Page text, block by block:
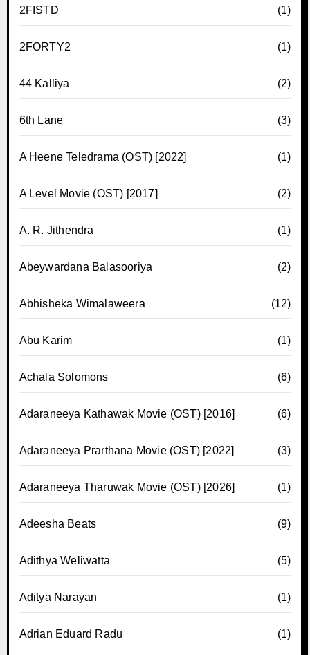
2FISTD (1)
2FORTY2 (1)
44 Kalliya (2)
6th Lane (3)
A Heene Teledrama (OST) [2022] (1)
A Level Movie (OST) [2017] (2)
A. R. Jithendra (1)
Abeywardana Balasooriya (2)
Abhisheka Wimalaweera (12)
Abu Karim (1)
Achala Solomons (6)
Adaraneeya Kathawak Movie (OST) [2016] (6)
Adaraneeya Prarthana Movie (OST) [2022] (3)
Adaraneeya Tharuwak Movie (OST) [2026] (1)
Adeesha Beats (9)
Adithya Weliwatta (5)
Aditya Narayan (1)
Adrian Eduard Radu (1)